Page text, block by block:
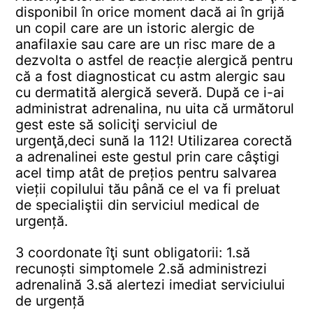
disponibil în orice moment dacă ai în grijă
un copil care are un istoric alergic de
anafilaxie sau care are un risc mare de a
dezvolta o astfel de reacție alergică pentru
că a fost diagnosticat cu astm alergic sau
cu dermatită alergică severă. După ce i-ai
administrat adrenalina, nu uita că următorul
gest este să soliciţi serviciul de
urgenţă,deci sună la 112! Utilizarea corectă
a adrenalinei este gestul prin care câştigi
acel timp atât de prețios pentru salvarea
vieții copilului tău până ce el va fi preluat
de specialiştii din serviciul medical de
urgență.
3 coordonate îţi sunt obligatorii: 1.să
recunoști simptomele2.să administrezi
adrenalină 3.să alertezi imediat serviciului
de urgență